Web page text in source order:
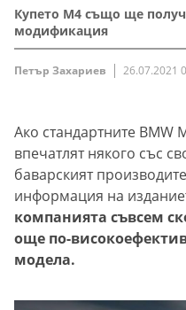
Купето M4 също ще
модификация
Петър Захариев 26.07.2021
Ако стандартните BMW
впечатлят някого със
баварският
информация на
компанията съвсем
още по-
модела.